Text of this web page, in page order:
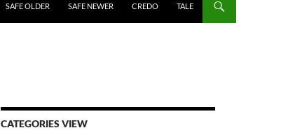
SAFE OLDER SAFE NEWER CREDO TALE
CATEGORIES VIEW